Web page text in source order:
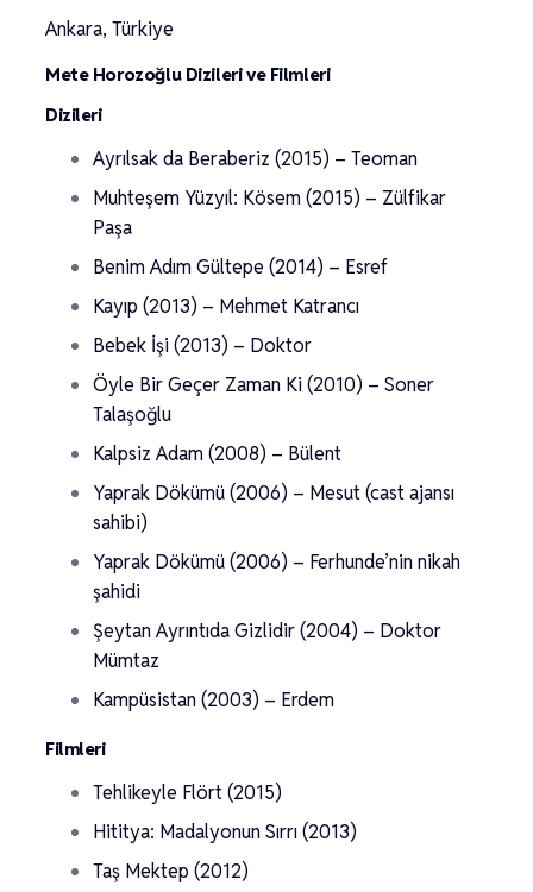
Ankara, Türkiye
Mete Horozoğlu Dizileri ve Filmleri
Dizileri
Ayrılsak da Beraberiz (2015) – Teoman
Muhteşem Yüzyıl: Kösem (2015) – Zülfikar
Paşa
Benim Adım Gültepe (2014) – Esref
Kayıp (2013) – Mehmet Katrancı
Bebek İşi (2013) – Doktor
Öyle Bir Geçer Zaman Ki (2010) – Soner
Talaşoğlu
Kalpsiz Adam (2008) – Bülent
Yaprak Dökümü (2006) – Mesut (cast ajansı
sahibi)
Yaprak Dökümü (2006) – Ferhunde’nin nikah
şahidi
Şeytan Ayrıntıda Gizlidir (2004) – Doktor
Mümtaz
Kampüsistan (2003) – Erdem
Filmleri
Tehlikeyle Flört (2015)
Hititya: Madalyonun Sırrı (2013)
Taş Mektep (2012)